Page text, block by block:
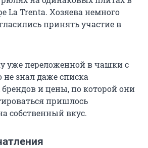
La Trenta. Хозяева немного
принять участие в
уже переложенной в чашки с
знал даже списка
и цены, по которой они
пришлось
собственный вкус.